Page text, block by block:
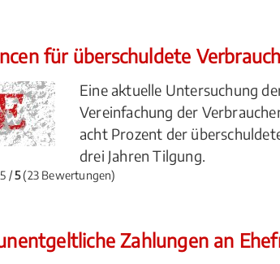
für überschuldete
Eine aktuelle Untersuchung
Vereinfachung der
acht Prozent der
drei Jahren Tilgung.
/5(23 Bewertungen)
Zahlungen an